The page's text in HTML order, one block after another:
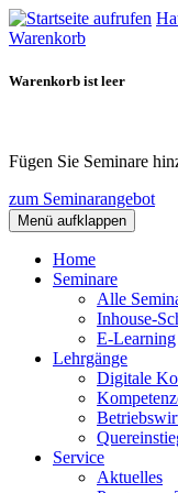
Warenkorb
Warenkorb ist leer
Fügen Sie Seminare
zum Seminarangebot
Menü aufklappen
Home
Seminare
Alle
Inhouse-
E-Learning
Lehrgänge
Digitale
Service
Aktuelles